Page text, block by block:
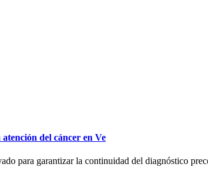
del cáncer en Ve
para garantizar la continuidad del diagnóstico